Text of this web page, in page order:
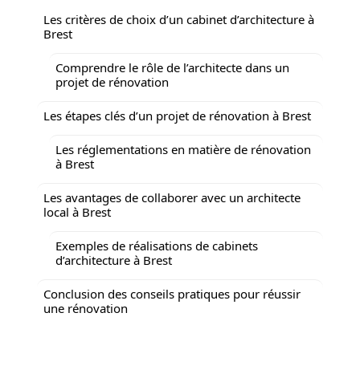
Les critères de choix d’un cabinet d’architecture à
Brest
Comprendre le rôle de l’architecte dans un
projet de rénovation
Les étapes clés d’un projet de rénovation à Brest
Les réglementations en matière de rénovation
à Brest
Les avantages de collaborer avec un architecte
local à Brest
Exemples de réalisations de cabinets
d’architecture à Brest
Conclusion des conseils pratiques pour réussir
une rénovation